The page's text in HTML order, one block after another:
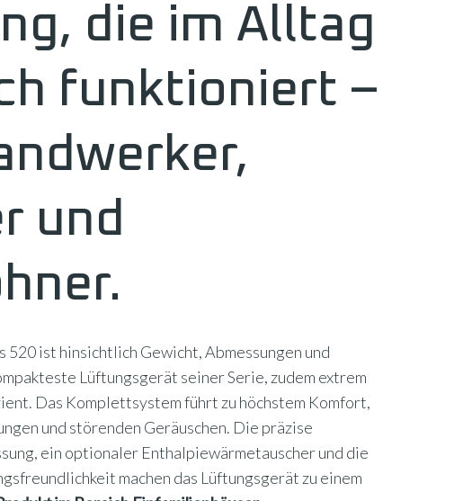
die im Alltag
funktioniert –
und
520 ist hinsichtlich Gewicht, Abmessungen und
Lüftungsgerät seiner Serie, zudem extrem
Das Komplettsystem führt zu höchstem Komfort,
und störenden Geräuschen. Die präzise
ein optionaler Enthalpiewärmetauscher und die
machen das Lüftungsgerät zu einem